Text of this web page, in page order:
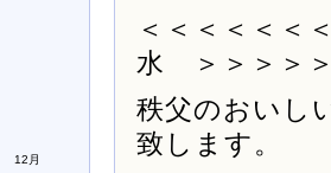
12月
＜＜＜＜＜
水 ＞＞＞＞
秩父のおいし
致します。